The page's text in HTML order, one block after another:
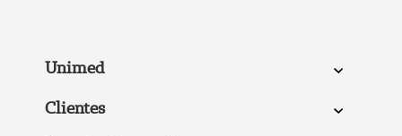
Unimed
Clientes